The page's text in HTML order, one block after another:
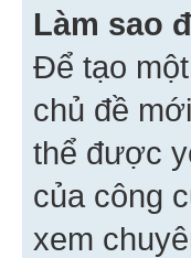
Làm sao
Để tạo
chủ đề
thể được
của công
xem